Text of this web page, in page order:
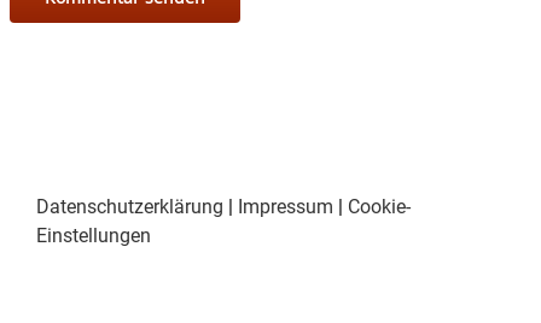
Datenschutzerklärung | Impressum | Cookie-
Einstellungen